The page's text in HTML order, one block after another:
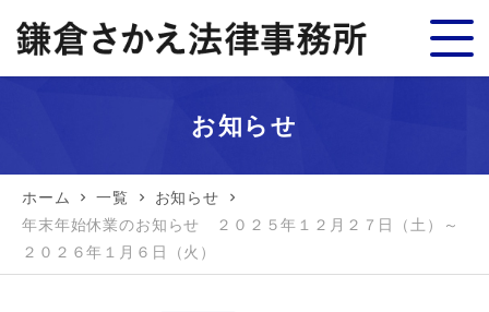
お知らせ
ホーム chevron_right 一覧 chevron_right お知らせ chevron_right
年末年始休業のお知らせ ２０２５年１２月２７日（土）～
２０２６年１月６日（火）